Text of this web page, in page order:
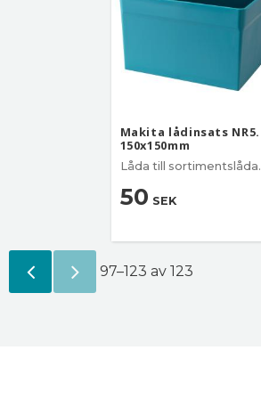
Makita lådinsats NR5.
150x150mm
Låda till sortimentslåda.
50 SEK
97–123 av 123